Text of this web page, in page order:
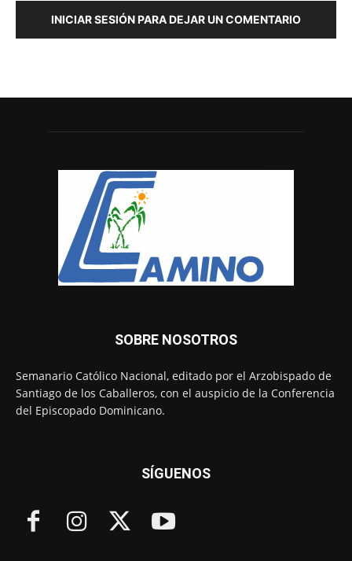
INICIAR SESIÓN PARA DEJAR UN COMENTARIO
SOBRE NOSOTROS
Semanario Católico Nacional, editado por el Arzobispado de
Santiago de los Caballeros, con el auspicio de la Conferencia
del Episcopado Dominicano.
SÍGUENOS